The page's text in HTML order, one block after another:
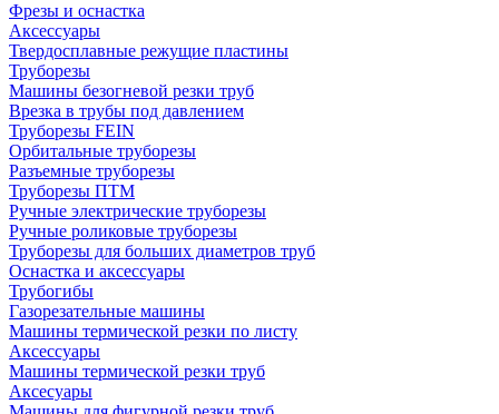
Фрезы и оснастка
Аксессуары
Твердосплавные режущие пластины
Труборезы
Машины безогневой резки труб
Врезка в трубы под давлением
Труборезы FEIN
Орбитальные труборезы
Разъемные труборезы
Труборезы ПТМ
Ручные электрические труборезы
Ручные роликовые труборезы
Труборезы для больших диаметров труб
Оснастка и аксессуары
Трубогибы
Газорезательные машины
Машины термической резки по листу
Аксессуары
Машины термической резки труб
Аксесуары